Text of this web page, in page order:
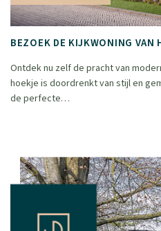
BEZOEK DE KIJKWONING VAN
Ontdek nu zelf de pracht van
hoekje is doordrenkt van stijl en
de perfecte…